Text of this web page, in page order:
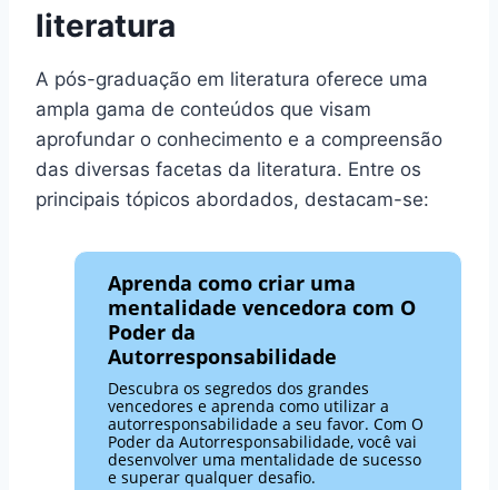
literatura
A pós-graduação em literatura oferece uma
ampla gama de conteúdos que visam
aprofundar o conhecimento e a compreensão
das diversas facetas da literatura. Entre os
principais tópicos abordados, destacam-se:
Aprenda como criar uma
mentalidade vencedora com O
Poder da
Autorresponsabilidade
Descubra os segredos dos grandes
vencedores e aprenda como utilizar a
autorresponsabilidade a seu favor. Com O
Poder da Autorresponsabilidade, você vai
desenvolver uma mentalidade de sucesso
e superar qualquer desafio.